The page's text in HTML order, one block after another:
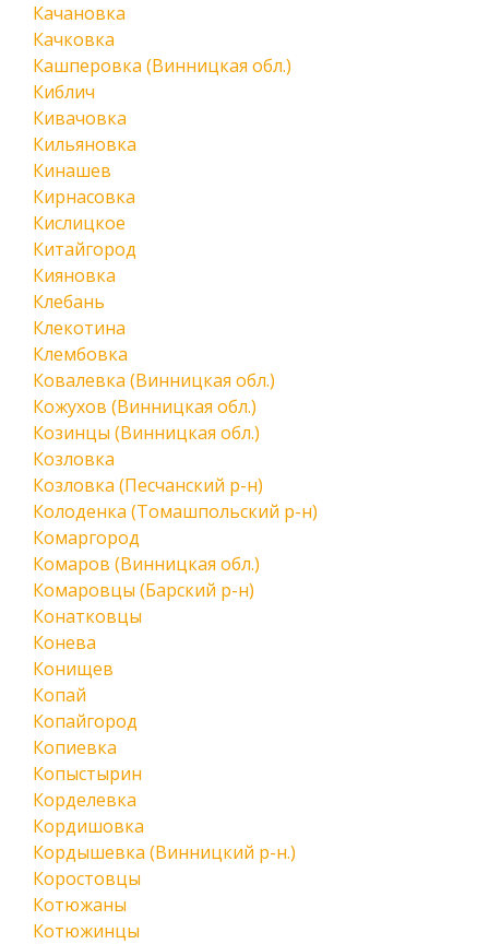
Качановка
Качковка
Кашперовка (Винницкая обл.)
Киблич
Кивачовка
Кильяновка
Кинашев
Кирнасовка
Кислицкое
Китайгород
Кияновка
Клебань
Клекотина
Клембовка
Ковалевка (Винницкая обл.)
Кожухов (Винницкая обл.)
Козинцы (Винницкая обл.)
Козловка
Козловка (Песчанский р-н)
Колоденка (Томашпольский р-н)
Комаргород
Комаров (Винницкая обл.)
Комаровцы (Барский р-н)
Конатковцы
Конева
Конищев
Копай
Копайгород
Копиевка
Копыстырин
Корделевка
Кордишовка
Кордышевка (Винницкий р-н.)
Коростовцы
Котюжаны
Котюжинцы